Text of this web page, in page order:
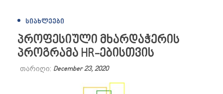
ᲡᲘᲐᲮᲚᲔᲔᲑᲘ
პროფესიული მხარდაჭერის
პროგრამა HR-ებისთვის
თარიღი: December 23, 2020